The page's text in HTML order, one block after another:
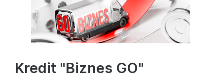
Kredit "Biznes GO"